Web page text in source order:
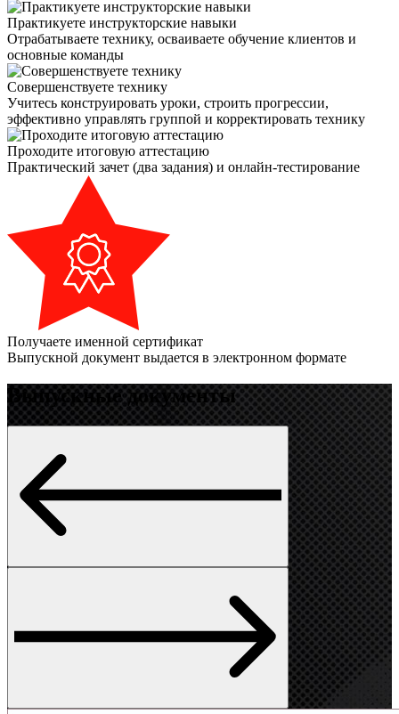
Практикуете инструкторские навыки
Отрабатываете технику, осваиваете обучение клиентов и
основные команды
Совершенствуете технику
Учитесь конструировать уроки, строить прогрессии,
эффективно управлять группой и корректировать технику
Проходите итоговую аттестацию
Практический зачет (два задания) и онлайн-тестирование
Получаете именной сертификат
Выпускной документ выдается в электронном формате
Выпускные документы